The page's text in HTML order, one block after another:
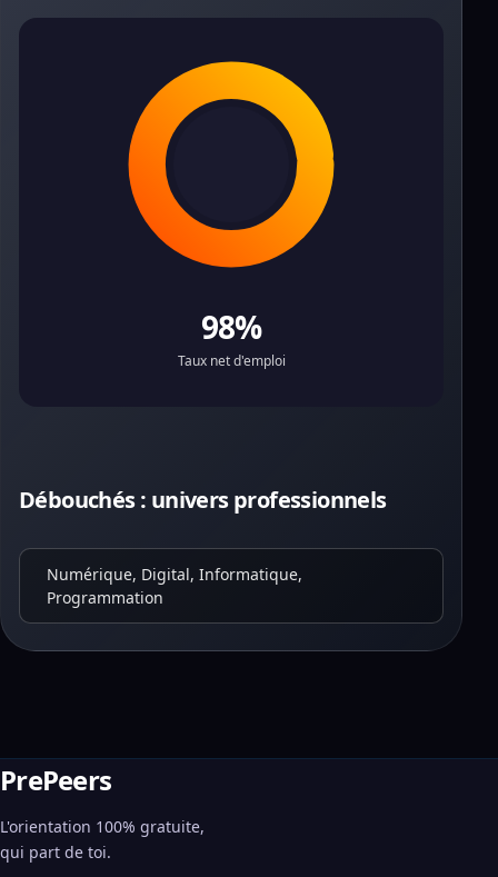
98%
Taux net d'emploi
Débouchés : univers professionnels
Numérique, Digital, Informatique,
Programmation
PrePeers
L'orientation 100% gratuite,
qui part de toi.